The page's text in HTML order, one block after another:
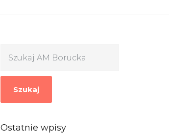
Szukaj
Ostatnie wpisy